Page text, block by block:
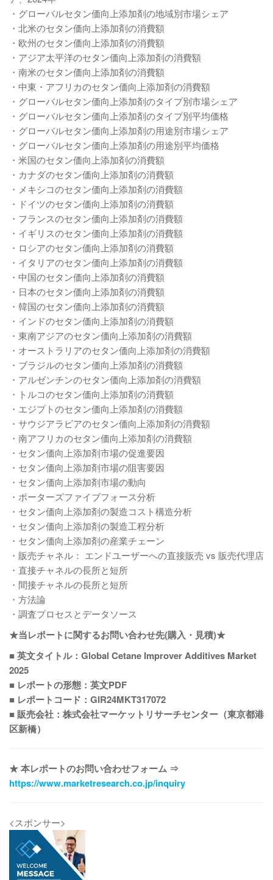
・グローバルセタン価向上添加剤の地域別市場シェア
・北米のセタン価向上添加剤の消費額
・欧州のセタン価向上添加剤の消費額
・アジア太平洋のセタン価向上添加剤の消費額
・南米のセタン価向上添加剤の消費額
・中東・アフリカのセタン価向上添加剤の消費額
・グローバルセタン価向上添加剤のタイプ別市場シェア
・グローバルセタン価向上添加剤のタイプ別平均価格
・グローバルセタン価向上添加剤の用途別市場シェア
・グローバルセタン価向上添加剤の用途別平均価格
・米国のセタン価向上添加剤の消費額
・カナダのセタン価向上添加剤の消費額
・メキシコのセタン価向上添加剤の消費額
・ドイツのセタン価向上添加剤の消費額
・フランスのセタン価向上添加剤の消費額
・イギリスのセタン価向上添加剤の消費額
・ロシアのセタン価向上添加剤の消費額
・イタリアのセタン価向上添加剤の消費額
・中国のセタン価向上添加剤の消費額
・日本のセタン価向上添加剤の消費額
・韓国のセタン価向上添加剤の消費額
・インドのセタン価向上添加剤の消費額
・東南アジアのセタン価向上添加剤の消費額
・オーストラリアのセタン価向上添加剤の消費額
・ブラジルのセタン価向上添加剤の消費額
・アルゼンチンのセタン価向上添加剤の消費額
・トルコのセタン価向上添加剤の消費額
・エジプトのセタン価向上添加剤の消費額
・サウジアラビアのセタン価向上添加剤の消費額
・南アフリカのセタン価向上添加剤の消費額
・セタン価向上添加剤市場の促進要因
・セタン価向上添加剤市場の阻害要因
・セタン価向上添加剤市場の動向
・ポーターズファイブフォース分析
・セタン価向上添加剤の製造コスト構造分析
・セタン価向上添加剤の製造工程分析
・セタン価向上添加剤の産業チェーン
・販売チャネル： エンドユーザーへの直接販売 vs 販売代理店
・直接チャネルの長所と短所
・間接チャネルの長所と短所
・方法論
・調査プロセスとデータソース
★当レポートに関するお問い合わせ先(購入・見積)★
■ 英文タイトル：Global Cetane Improver Additives Market
2025
■ レポートの形態：英文PDF
■ レポートコード：GIR24MKT317072
■ 販売会社：株式会社マーケットリサーチセンター（東京都港
区新橋）
★ 本レポートのお問い合わせフォーム ⇒
https://www.marketresearch.co.jp/inquiry
<スポンサー>